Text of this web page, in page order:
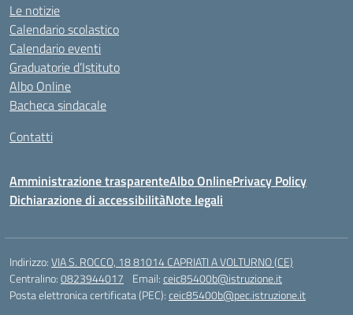
Le notizie
Calendario scolastico
Calendario eventi
Graduatorie d’Istituto
Albo Online
Bacheca sindacale
Contatti
Amministrazione trasparenteAlbo OnlinePrivacy Policy
Dichiarazione di accessibilitàNote legali
Indirizzo:VIA S. ROCCO, 18 81014 CAPRIATI A VOLTURNO (CE)
Centralino:0823944017 Email:ceic85400b@istruzione.it
Posta elettronica certificata (PEC):ceic85400b@pec.istruzione.it